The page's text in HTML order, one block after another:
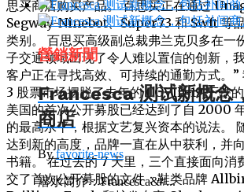
思买商店购买产品。 百思买正在通过
Segway-Ninebot、Super73 和 Swft 等
类别。 百思买高级副总裁弗兰克贝多在一
子交通领域出现了令人难以置信的创新，
客户正在寻找高效、可持续的通勤方式。”
3 股票市场摆脱了去年的 COVID-19 下跌
美国的首次公开募股已经达到了自 2000
的最高水平，根据文艺复兴资本的说法。
达到新的高度，品牌一直在从中获利，并
书籍。 在过去的 7 天里，三个直接面向消
交了首次公开募股的文件：鞋类品牌
營銷新聞
Francesca 测试新概念
商店
Byfavorite-news
潜水简介：Francesca&#...